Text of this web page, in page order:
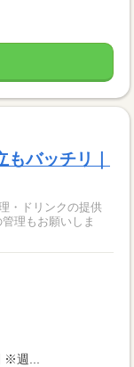
バッチリ｜
・ドリンクの提供
※週...